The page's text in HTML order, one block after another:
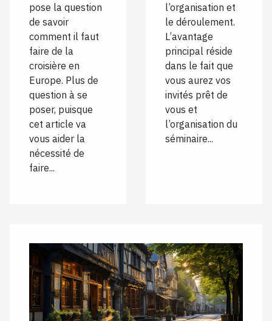
pose la question
de savoir
comment il faut
faire de la
croisière en
Europe. Plus de
question à se
poser, puisque
cet article va
vous aider la
nécessité de
faire...
l’organisation et
le déroulement.
L’avantage
principal réside
dans le fait que
vous aurez vos
invités prêt de
vous et
l’organisation du
séminaire...